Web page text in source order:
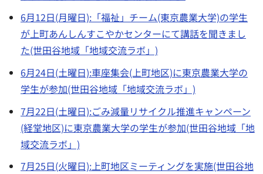
6月12日(月曜日):「福祉」チーム(東京農業大学)の学生
が上町あんしんすこやかセンターにて講話を聞きまし
た(世田谷地域「地域交流ラボ」)
6月24日(土曜日):車座集会(上町地区)に東京農業大学の
学生が参加(世田谷地域「地域交流ラボ」)
7月22日(土曜日):ごみ減量リサイクル推進キャンペーン
(経堂地区)に東京農業大学の学生が参加(世田谷地域「地
域交流ラボ」)
7月25日(火曜日):上町地区ミーティングを実施(世田谷地